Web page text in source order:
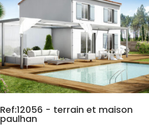
Ref:12056 - terrain et maison
paulhan